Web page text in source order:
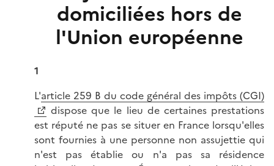
domiciliées hors de
l'Union européenne
1
L'article 259 B du code général des impôts (CGI)
dispose que le lieu de certaines prestations
est réputé ne pas se situer en France lorsqu'elles
sont fournies à une personne non assujettie qui
n'est pas établie ou n'a pas sa résidence